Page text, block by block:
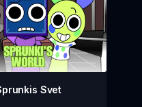
Svet